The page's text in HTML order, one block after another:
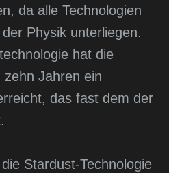
da alle Technologien
Physik unterliegen.
hat die
Jahren ein
das fast dem der
Stardust-Technologie